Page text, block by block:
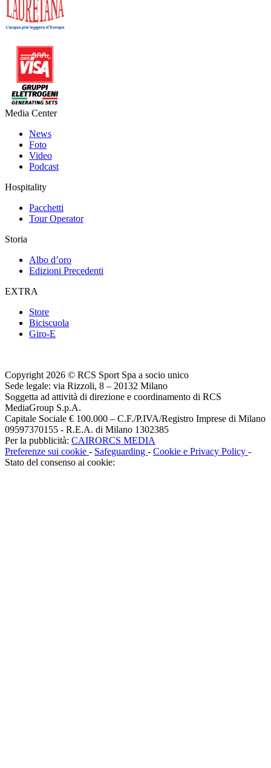
Media Center
News
Foto
Video
Podcast
Hospitality
Pacchetti
Tour Operator
Storia
Albo d’oro
Edizioni Precedenti
EXTRA
Store
Biciscuola
Giro-E
Copyright 2026 © RCS Sport Spa a socio unico
Sede legale: via Rizzoli, 8 – 20132 Milano
Soggetta ad attività di direzione e coordinamento di RCS
MediaGroup S.p.A.
Capitale Sociale € 100.000 – C.F./P.IVA/Registro Imprese di Milano
09597370155 - R.E.A. di Milano 1302385
Per la pubblicità: CAIRORCS MEDIA
Preferenze sui cookie - Safeguarding - Cookie e Privacy Policy -
Stato del consenso ai cookie: